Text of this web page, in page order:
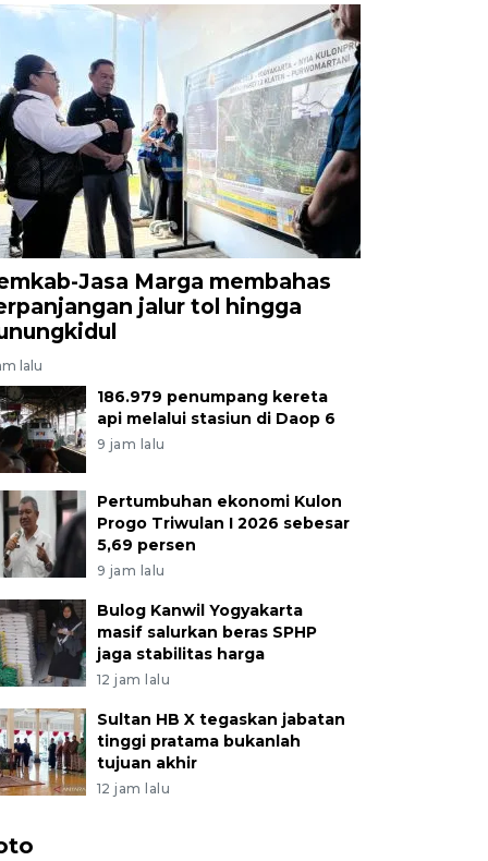
Jasa Marga membahas
jalur tol hingga
lalu
186.979 penumpang kereta
api melalui stasiun di Daop 6
9 jam lalu
Pertumbuhan ekonomi Kulon
Progo Triwulan I 2026 sebesar
5,69 persen
9 jam lalu
Bulog Kanwil Yogyakarta
masif salurkan beras SPHP
jaga stabilitas harga
12 jam lalu
Sultan HB X tegaskan jabatan
tinggi pratama bukanlah
tujuan akhir
12 jam lalu